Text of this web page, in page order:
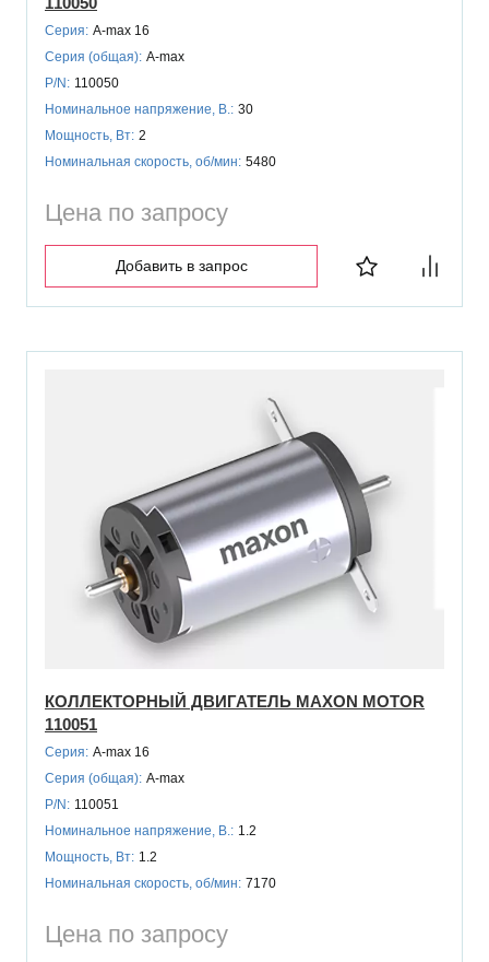
Серия: A-max 16
Серия (общая): A-max
P/N: 110050
Номинальное напряжение, В.: 30
Мощность, Вт: 2
Номинальная скорость, об/мин: 5480
Цена по запросу
Добавить в запрос
КОЛЛЕКТОРНЫЙ ДВИГАТЕЛЬ MAXON MOTOR
110051
Серия: A-max 16
Серия (общая): A-max
P/N: 110051
Номинальное напряжение, В.: 1.2
Мощность, Вт: 1.2
Номинальная скорость, об/мин: 7170
Цена по запросу